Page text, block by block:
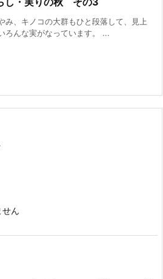
み、キノコの大群もひと段落して、見上
んな実がなっています。 ...
せん